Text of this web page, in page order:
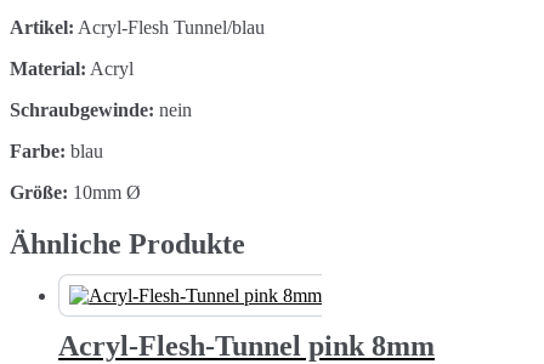
Artikel: Acryl-Flesh Tunnel/blau
Material: Acryl
Schraubgewinde: nein
Farbe: blau
Größe: 10mm Ø
Ähnliche Produkte
Acryl-Flesh-Tunnel pink 8mm